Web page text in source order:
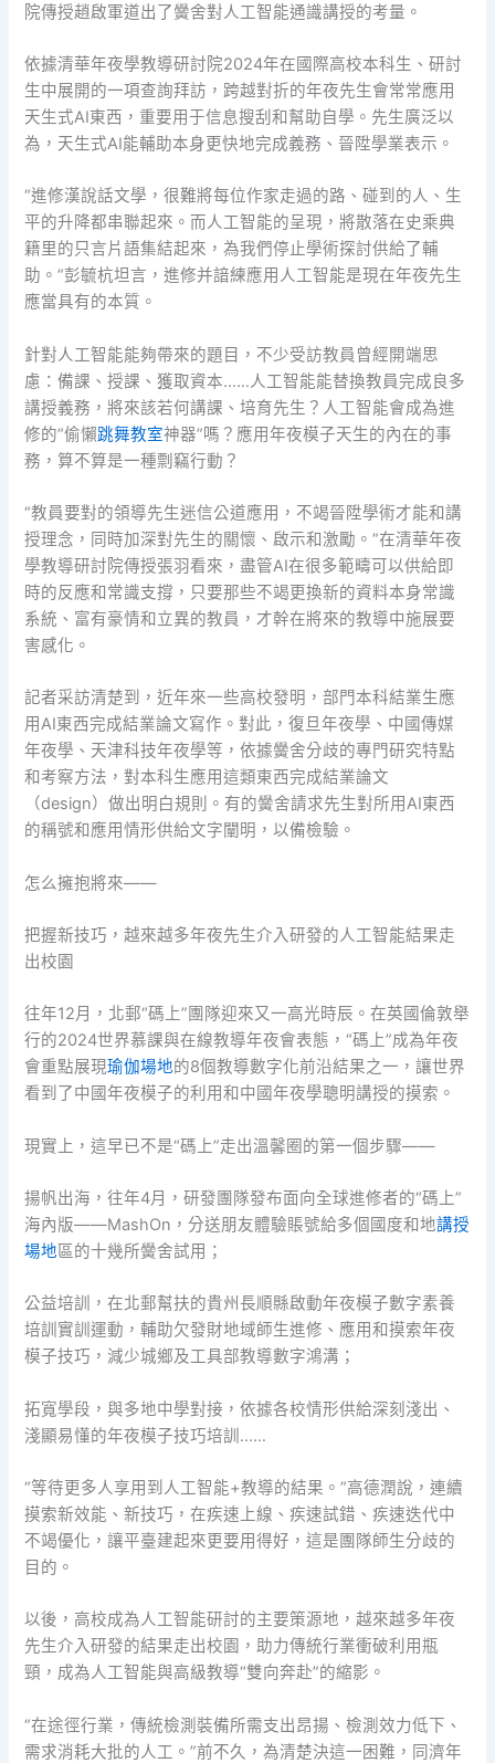
院傳授趙啟軍道出了黌舍對人工智能通識講授的考量。
依據清華年夜學教導研討院2024年在國際高校本科生、研討
生中展開的一項查詢拜訪，跨越對折的年夜先生會常常應用
天生式AI東西，重要用于信息搜刮和幫助自學。先生廣泛以
為，天生式AI能輔助本身更快地完成義務、晉陞學業表示。
“進修漢說話文學，很難將每位作家走過的路、碰到的人、生
平的升降都串聯起來。而人工智能的呈現，將散落在史乘典
籍里的只言片語集結起來，為我們停止學術探討供給了輔
助。”彭毓杭坦言，進修并諳練應用人工智能是現在年夜先生
應當具有的本質。
針對人工智能能夠帶來的題目，不少受訪教員曾經開端思
慮：備課、授課、獲取資本……人工智能能替換教員完成良多
講授義務，將來該若何講課、培育先生？人工智能會成為進
修的“偷懶跳舞教室神器”嗎？應用年夜模子天生的內在的事
務，算不算是一種剽竊行動？
“教員要對的領導先生迷信公道應用，不竭晉陞學術才能和講
授理念，同時加深對先生的關懷、啟示和激勵。”在清華年夜
學教導研討院傳授張羽看來，盡管AI在很多範疇可以供給即
時的反應和常識支撐，只要那些不竭更換新的資料本身常識
系統、富有豪情和立異的教員，才幹在將來的教導中施展要
害感化。
記者采訪清楚到，近年來一些高校發明，部門本科結業生應
用AI東西完成結業論文寫作。對此，復旦年夜學、中國傳媒
年夜學、天津科技年夜學等，依據黌舍分歧的專門研究特點
和考察方法，對本科生應用這類東西完成結業論文
（design）做出明白規則。有的黌舍請求先生對所用AI東西
的稱號和應用情形供給文字闡明，以備檢驗。
怎么擁抱將來——
把握新技巧，越來越多年夜先生介入研發的人工智能結果走
出校園
往年12月，北郵“碼上”團隊迎來又一高光時辰。在英國倫敦舉
行的2024世界慕課與在線教導年夜會表態，“碼上”成為年夜
會重點展現瑜伽場地的8個教導數字化前沿結果之一，讓世界
看到了中國年夜模子的利用和中國年夜學聰明講授的摸索。
現實上，這早已不是“碼上”走出溫馨圈的第一個步驟——
揚帆出海，往年4月，研發團隊發布面向全球進修者的“碼上”
海內版——MashOn，分送朋友體驗賬號給多個國度和地講授
場地區的十幾所黌舍試用；
公益培訓，在北郵幫扶的貴州長順縣啟動年夜模子數字素養
培訓實訓運動，輔助欠發財地域師生進修、應用和摸索年夜
模子技巧，減少城鄉及工具部教導數字鴻溝；
拓寬學段，與多地中學對接，依據各校情形供給深刻淺出、
淺顯易懂的年夜模子技巧培訓……
“等待更多人享用到人工智能+教導的結果。”高德潤說，連續
摸索新效能、新技巧，在疾速上線、疾速試錯、疾速迭代中
不竭優化，讓平臺建起來更要用得好，這是團隊師生分歧的
目的。
以後，高校成為人工智能研討的主要策源地，越來越多年夜
先生介入研發的結果走出校園，助力傳統行業衝破利用瓶
頸，成為人工智能與高級教導“雙向奔赴”的縮影。
“在途徑行業，傳統檢測裝備所需支出昂揚、檢測效力低下、
需求消耗大批的人工。”前不久，為清楚決這一困難，同濟年